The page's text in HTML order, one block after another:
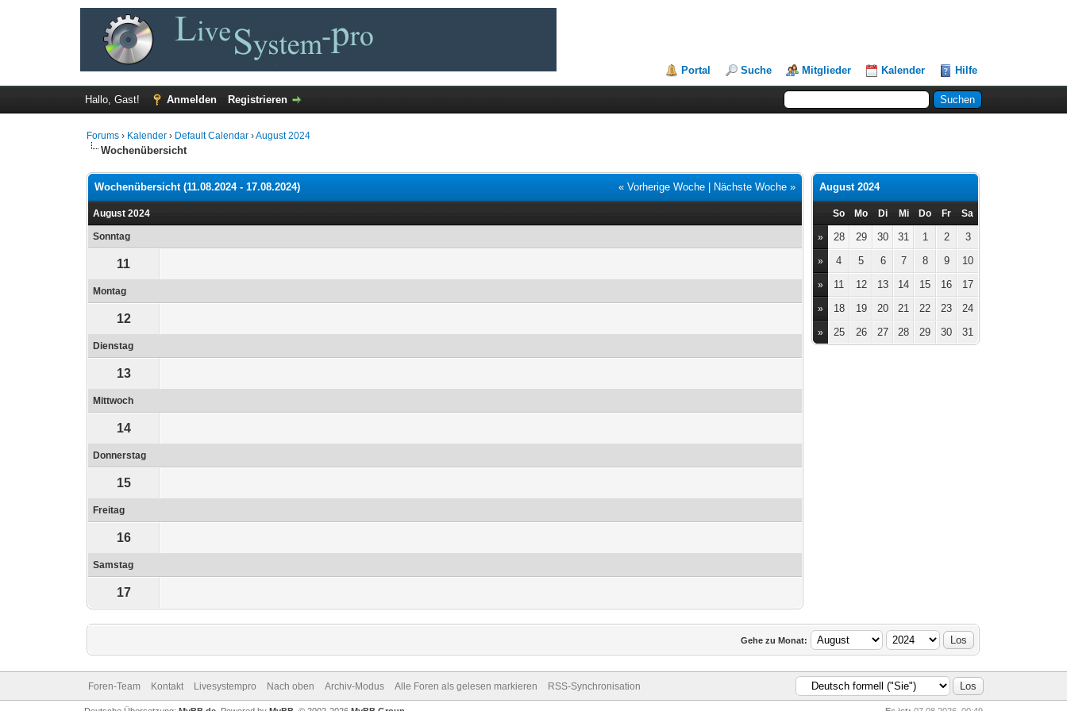
Portal Suche Mitglieder Kalender Hilfe
Hallo, Gast! Anmelden Registrieren
Forums › Kalender › Default Calendar ›August 2024
Wochenübersicht
« Vorherige Woche Nächste Woche »
Wochenübersicht (11.08.2024 - 17.08.2024)
August 2024
Sonntag
11
Montag
12
Dienstag
13
Mittwoch
14
Donnerstag
15
Freitag
16
Samstag
17
August 2024
So Mo Di Mi Do Fr Sa
» 28 29 30 31 1 2 3
» 4 5 6 7 8 9 10
» 11 12 13 14 15 16 17
» 18 19 20 21 22 23 24
» 25 26 27 28 29 30 31
Gehe zu Monat:
Foren-Team Kontakt Livesystempro Nach oben Archiv-Modus Alle Foren als gelesen markieren RSS-Synchronisation